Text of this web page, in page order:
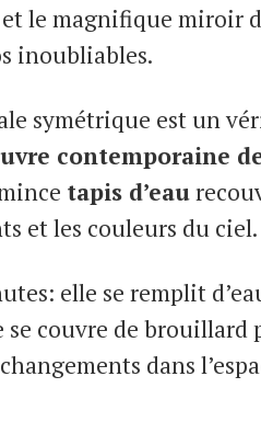
le magnifique miroir
inoubliables.
symétrique est un
contemporaine
tapis d’eau
et les couleurs du ciel.
elle se remplit
couvre de brouillard
dans